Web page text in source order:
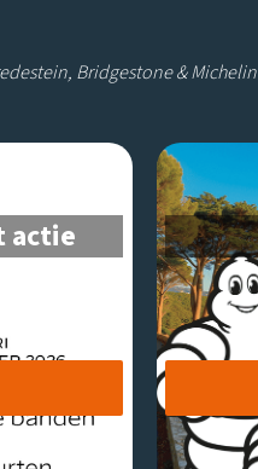
Bridgestone & Michelin
actie